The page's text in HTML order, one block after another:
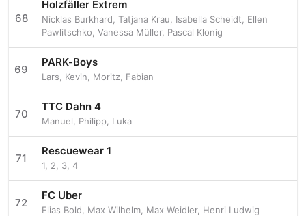
68
Holzfäller Extrem
Nicklas Burkhard Tatjana Krau Isabella Scheidt
Ellen
Pawlitschko Vanessa Müller, Pascal Klonig
69
PARK-Boys
Lars Kevin Moritz Fabian
70
TTC Dahn 4
Manuel Philipp Luka
71
Rescuewear 1
1 2 3 4
72
FC Uber
Elias Bold Max Wilhelm Max Weidler, Henri Ludwig